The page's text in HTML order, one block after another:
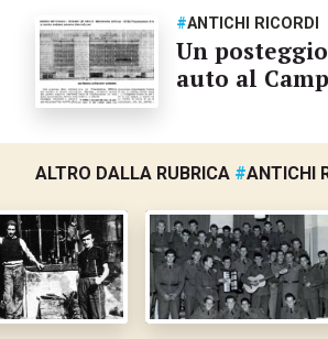
#ANTICHI RICORDI
Un
auto al
ALTRO DALLA RUBRICA #ANTICHI